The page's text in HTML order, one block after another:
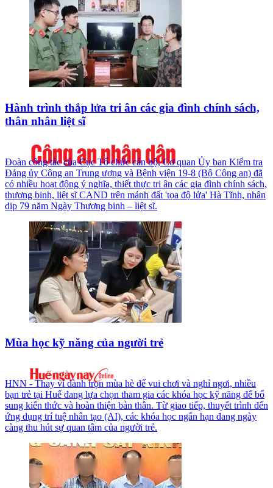
Hành trình thắp lửa tri ân các gia đình chính sách,
thân nhân liệt sĩ
Đoàn công tác của Cục Tổ chức cán bộ, Cơ quan Ủy ban Kiểm tra
Đảng ủy Công an Trung ương và Bệnh viện 19-8 (Bộ Công an) đã
có nhiều hoạt động ý nghĩa, thiết thực tri ân các gia đình chính sách,
thương binh, liệt sĩ CAND trên mảnh đất 'tọa độ lửa' Hà Tĩnh, nhân
dịp 79 năm Ngày Thương binh – liệt sĩ.
Mùa học kỹ năng của người trẻ
HNN - Thay vì dành trọn mùa hè để vui chơi và nghỉ ngơi, nhiều
bạn trẻ tại Huế đang lựa chọn tham gia các khóa học kỹ năng để bổ
sung kiến thức và hoàn thiện bản thân. Từ giao tiếp, thuyết trình đến
ứng dụng trí tuệ nhân tạo (AI), các khóa học ngắn hạn đang ngày
càng thu hút sự quan tâm của người trẻ.